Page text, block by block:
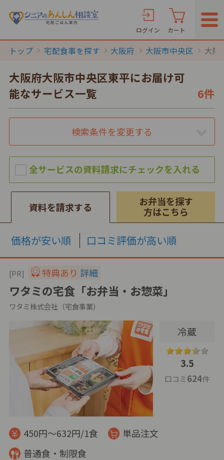
ログイン カート
トップ 宅配食事を探す 大阪府 大阪市中央区 大阪
大阪府大阪市中央区東平にお届け可
能なサービス一覧
6件
検索条件を変更する
資料を請求する
お弁当を探す
方はこちら
価格が安い順 口コミ評価が高い順
[PR] 特典あり 詳細
ワタミの宅食「お弁当・お惣菜」
ワタミ株式会社（宅食事業）
冷蔵
3.5
口コミ624件
450円～632円/1食
単品注文
普通食・制限食